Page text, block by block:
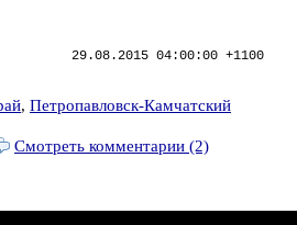
29.08.2015 04:00:00 +1100
, Петропавловск-Камчатский
Смотреть комментарии (2)